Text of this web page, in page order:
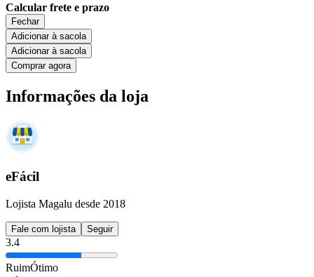
Calcular frete e prazo
Fechar
Adicionar à sacola
Adicionar à sacola
Comprar agora
Informações da loja
eFácil
Lojista Magalu desde 2018
Fale com lojista Seguir
3.4
RuimÓtimo